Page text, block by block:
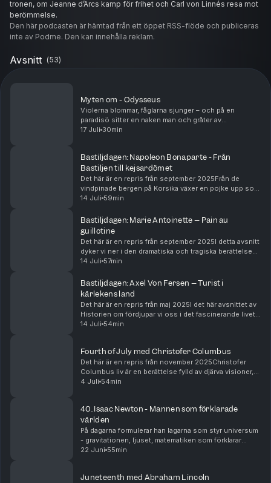
tronen, om Jeanne d’Arcs kamp för frihet och Carl von Linnés resa mot
berömmelse.
Den här podcasten är hämtad från ett öppet RSS-flöde och publiceras
inte av Podme. Den kan innehålla reklam.
Avsnitt (53)
Myten om - Odysseus
Violerna blommar, fåglarna sjunger – och på en
paradisö sitter en naken man och gråter av
hemlängtan. Det här är Myten om Odysseus: den
17 Juli 30min
Bastiljdagen: Napoleon Bonaparte - Från
Bastiljen till kejsardömet
Det här är en repris från september 2025Från de
vindpinade bergen på Korsika växer en pojke upp som
snart ska sätta hela Europa i brand. Hans namn är
14 Juli 59min
Bastiljdagen: Marie Antoinette – Pain au
guillotine
Det här är en repris från september 2025I detta avsnitt
dyker vi ner i den dramatiska och tragiska berättelsen
om Marie Antoinette tillsammans med författaren
14 Juli 57min
Bastiljdagen: Axel Von Fersen – Turist i
kärlekens land
Det här är en repris från maj 2025I det här avsnittet av
Historien om fördjupar vi oss i det fascinerande livet
hos Axel von Fersen – mannen som försökte rädda
14 Juli 54min
Fourth of July med Christofer Columbus
Det här är en repris från november 2025Christofer
Columbus liv är en berättelse fylld av djärva visioner,
envis jakt på okända horisonter och dramatiska
4 Juli 54min
40. Isaac Newton - Mannen som förklarade
världen
På dagarna formulerar han lagarna som styr universum
- gravitationen, ljuset, matematiken som förklarar
planeternas dans. Men bakom låsta dörrar, i hemliga
22 Juni 55min
Juneteenth med Abraham Lincoln